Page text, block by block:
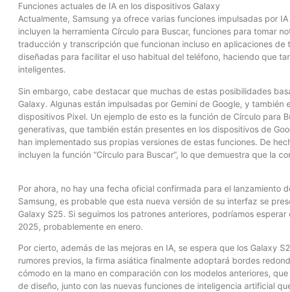
Funciones actuales de IA en los dispositivos Galaxy
Actualmente, Samsung ya ofrece varias funciones impulsadas por
incluyen la herramienta Círculo para Buscar, funciones para tomar
traducción y transcripción que funcionan incluso en aplicaciones
diseñadas para facilitar el uso habitual del teléfono, haciendo que
inteligentes.
Sin embargo, cabe destacar que muchas de estas posibilidades
Galaxy. Algunas están impulsadas por Gemini de Google, y
dispositivos Pixel. Un ejemplo de esto es la función de Círculo para
generativas, que también están presentes en los dispositivos de
han implementado sus propias versiones de estas funciones. De
incluyen la función “Círculo para Buscar”, lo que demuestra que la
Por ahora, no hay una fecha oficial confirmada para el lanzamiento
Samsung, es probable que esta nueva versión de su interfaz se
Galaxy S25. Si seguimos los patrones anteriores, podríamos
2025, probablemente en enero.
Por cierto, además de las mejoras en IA, se espera que los Galaxy
rumores previos, la firma asiática finalmente adoptará bordes
cómodo en la mano en comparación con los modelos anteriores,
de diseño, junto con las nuevas funciones de inteligencia artificial